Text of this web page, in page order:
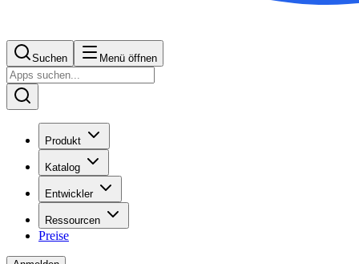
Suchen Menü öffnen
Produkt
Katalog
Entwickler
Ressourcen
Preise